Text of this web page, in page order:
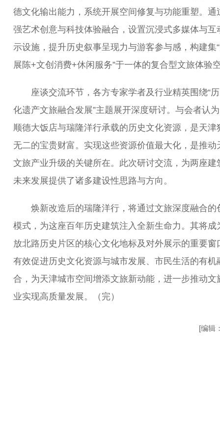
德文化输出能力，系统开展空间修复与功能重塑。通
强艺术创意与科技体验融合，设置沉浸式多媒体与互
示设施，提升历史叙事呈现力与游客参与感，构建集
展陈+文创消费+休闲服务”于一体的复合型文旅体验
座谈交流环节，各方专家学者及行业精英围绕“
化遗产文旅融合发展”主题展开深度研讨。与会者认
顺德大饭店与瑞隆洋行承载的历史文化资源，是天津
无二的宝贵财富。实现这些资源价值最大化，是推动
文旅产业升级的关键所在。此次研讨交流，为两座建
未来发展提供了诸多建设性思路与方向。
焕新改造后的瑞隆洋行，将通过文旅深度融合的
模式，为这座百年历史建筑注入全新生命力。其将成
放北路历史片区的核心文化地标及对外展示的重要窗
有效促进历史文化资源与城市发展、市民生活的有机
合，为天津城市空间增添文旅新动能，进一步推动文
业实现高质量发展。（完）
[编辑